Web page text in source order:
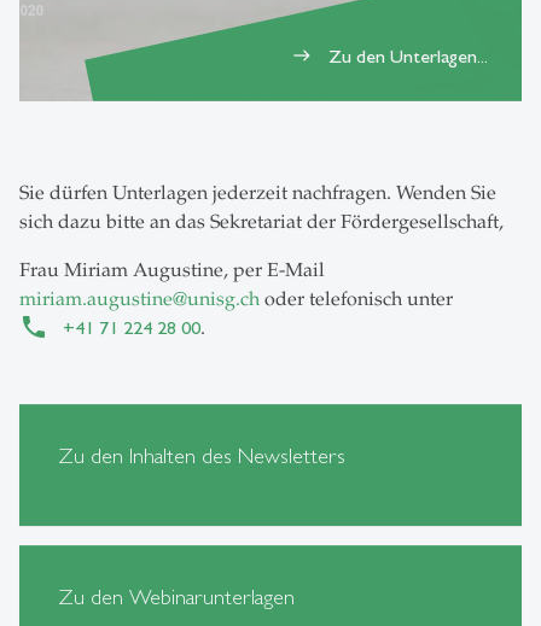
east Zu den Unterlagen...
Sie dürfen Unterlagen jederzeit nachfragen. Wenden Sie
sich dazu bitte an das Sekretariat der Fördergesellschaft,
Frau Miriam Augustine, per E-Mail
miriam.augustine@unisg.ch oder telefonisch unter
+41 71 224 28 00.
Zu den Inhalten des Newsletters
Zu den Webinarunterlagen